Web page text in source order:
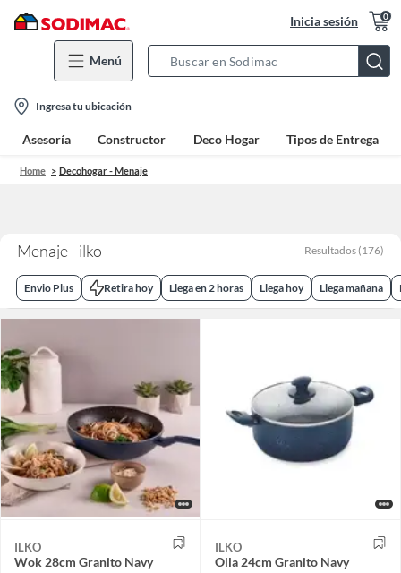
Inicia sesión 0
Menú
Bar
location-
icon
Ingresa tu ubicación
Asesoría Constructor Deco Hogar Tipos de Entrega
Home Decohogar - Menaje
Menaje - ilko Resultados (176)
Envio Plus Retira hoy Llega en 2 horas Llega hoy Llega mañana
ILKO
Wok 28cm Granito Navy
ILKO
Olla 24cm Granito Navy